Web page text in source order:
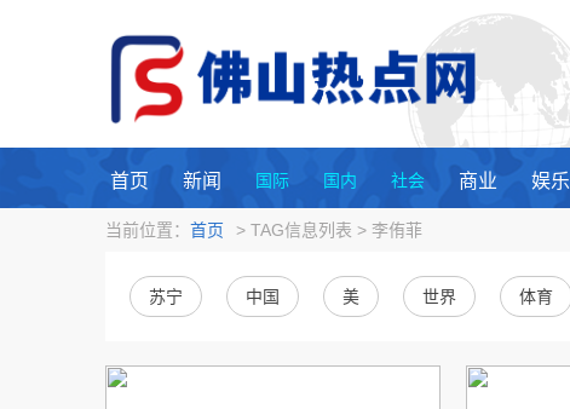
首页 新闻 国际 国内 社会 商业 娱乐
当前位置： 首页 > TAG信息列表 > 李侑菲
苏宁 中国 美 世界 体育